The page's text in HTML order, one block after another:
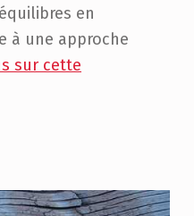
en
à une approche
sur cette